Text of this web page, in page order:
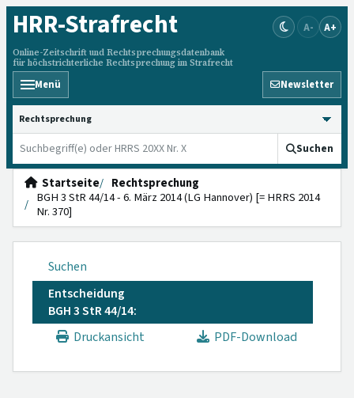
HRR-Strafrecht
Online-Zeitschrift und Rechtsprechungsdatenbank
für höchstrichterliche Rechtsprechung im Strafrecht
A- A+
Menü Newsletter
HRRS durchsuchen
Suchen
Startseite
Rechtsprechung
BGH 3 StR 44/14 - 6. März 2014 (LG Hannover) [= HRRS 2014
Nr. 370]
Suchen
Entscheidung
BGH 3 StR 44/14:
Druckansicht
PDF-Download